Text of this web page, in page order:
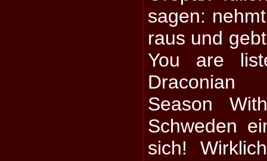
sagen:
raus und
You are
Season
Schweden
sich!